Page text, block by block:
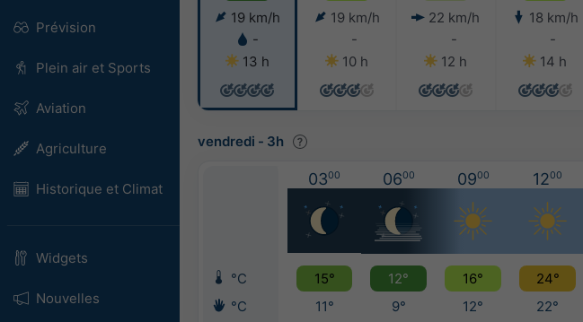
Prévision
Plein air et Sports
Aviation
Agriculture
Historique et Climat
Widgets
Nouvelles
19 km/h
-
13 h
19 km/h
-
10 h
22 km/h
-
12 h
18 km/h
-
14 h
vendredi - 3h
0300 0600 0900 1200
°C 15° 12° 16° 24°
°C
11° 9° 12° 22°